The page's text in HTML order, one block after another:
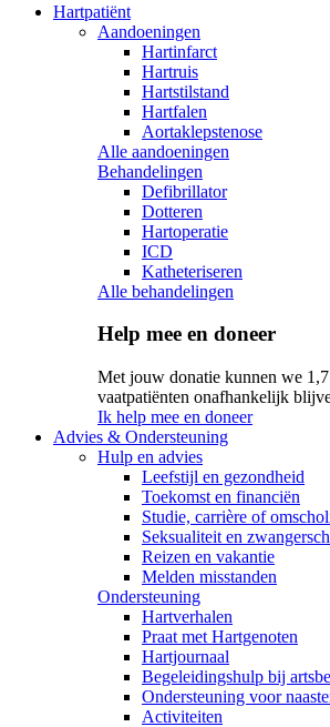
Hartpatiënt
Aandoeningen
Hartinfarct
Hartruis
Hartstilstand
Hartfalen
Aortaklepstenose
Alle aandoeningen
Behandelingen
Defibrillator
Dotteren
Hartoperatie
ICD
Katheteriseren
Alle behandelingen
Help mee en doneer
Met jouw donatie kunnen we
vaatpatiënten onafhankelijk
Ik help mee en doneer
Advies & Ondersteuning
Hulp en advies
Leefstijl en gezondheid
Toekomst en financiën
Studie, carrière of
Seksualiteit en
Reizen en vakantie
Melden misstanden
Ondersteuning
Hartverhalen
Praat met Hartgenoten
Hartjournaal
Begeleidingshulp bij
Ondersteuning voor
Activiteiten